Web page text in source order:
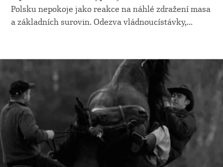
Polsku nepokoje jako reakce na náhlé zdražení masa
a základních surovin. Odezva vládnoucístávky,...